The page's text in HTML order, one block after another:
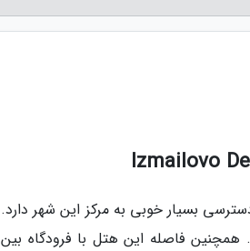
که دسترسی بسیار خوبی به مرکز این شهر دارد.
هتل به ایشتگاه مترو پارتیسنسایا تنها 300 متر است. همچنین فاصله این هتل با فرودگاه بین